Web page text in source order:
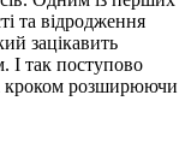
та відродження
зацікавить
І так поступово
кроком розширюючи